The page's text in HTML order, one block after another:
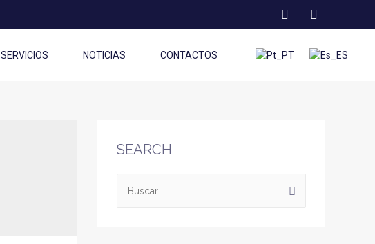
SERVICIOS NOTICIAS CONTACTOS
SEARCH